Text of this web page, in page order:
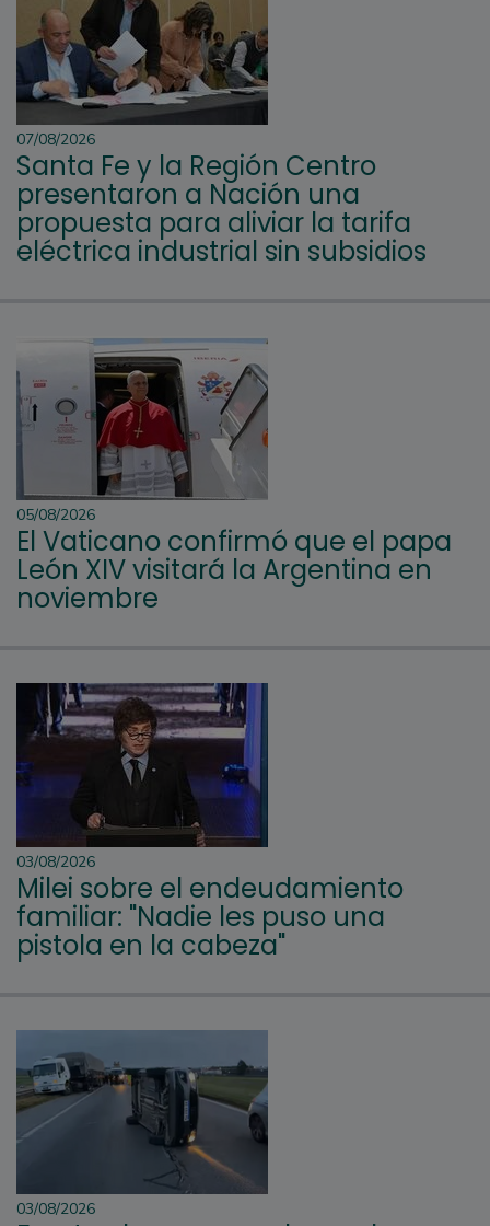
07/08/2026
Santa Fe y la Región Centro
presentaron a Nación una
propuesta para aliviar la tarifa
eléctrica industrial sin subsidios
05/08/2026
El Vaticano confirmó que el papa
León XIV visitará la Argentina en
noviembre
03/08/2026
Milei sobre el endeudamiento
familiar: "Nadie les puso una
pistola en la cabeza"
03/08/2026